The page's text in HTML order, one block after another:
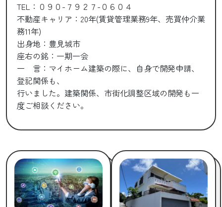
TEL：０９０-７９２７-０６０４
不動産キャリア：20年(賃貸管理業務9年、売買仲介業
務11年)
出身地：豊見城市
座右の銘：一期一会
一 言：マイホーム建築の際に、自身で開発申請、
登記関係も、
行いました。建築関係、市街化調整区域の開発も一
度ご相談ください。